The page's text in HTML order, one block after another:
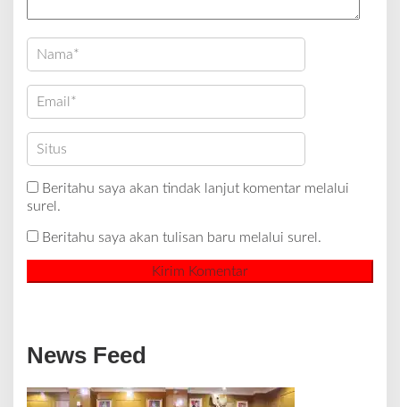
Beritahu saya akan tindak lanjut komentar melalui
surel.
Beritahu saya akan tulisan baru melalui surel.
News Feed